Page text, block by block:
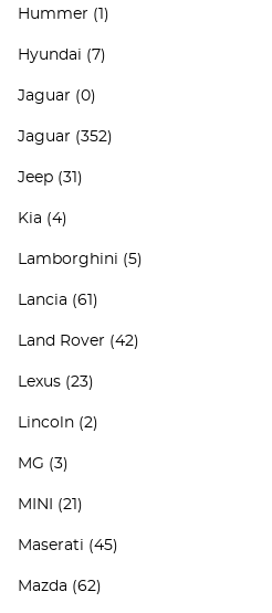
Hummer (1)
Hyundai (7)
Jaguar (0)
Jaguar (352)
Jeep (31)
Kia (4)
Lamborghini (5)
Lancia (61)
Land Rover (42)
Lexus (23)
Lincoln (2)
MG (3)
MINI (21)
Maserati (45)
Mazda (62)